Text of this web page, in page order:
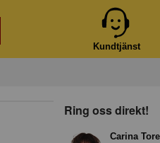
Kundtjänst
Ring oss direkt!
Carina